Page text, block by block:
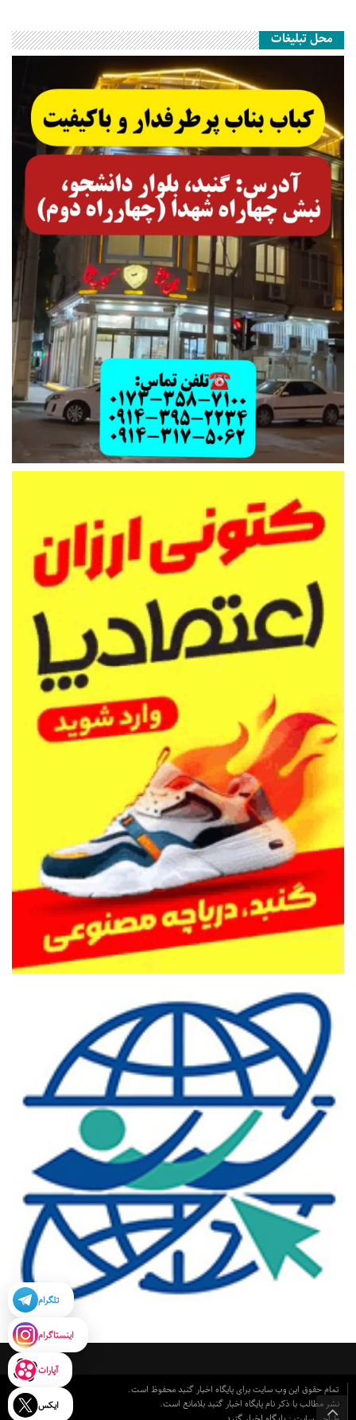
محل تبلیغات
تمام حقوق این وب سایت برای پایگاه اخبار گنبد محفوظ است.
نشر مطالب با ذکر نام پایگاه اخبار گنبد بلامانع است.
تلگرام
اینستاگرام
آپارات
ایکس